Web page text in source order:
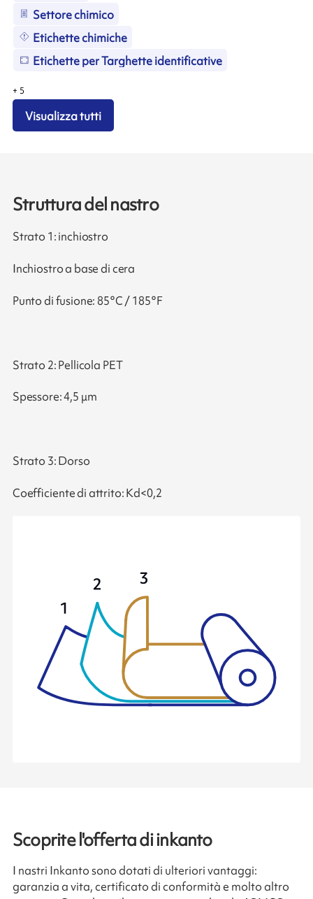
Settore chimico
Etichette chimiche
Etichette per Targhette identificative
+ 5
Visualizza tutti
Struttura del nastro
Strato 1: inchiostro
Inchiostro a base di cera
Punto di fusione: 85°C / 185°F
Strato 2: Pellicola PET
Spessore: 4,5 μm
Strato 3: Dorso
Coefficiente di attrito: Kd<0,2
Scoprite l'offerta di inkanto
I nastri Inkanto sono dotati di ulteriori vantaggi:
garanzia a vita, certificato di conformità e molto altro